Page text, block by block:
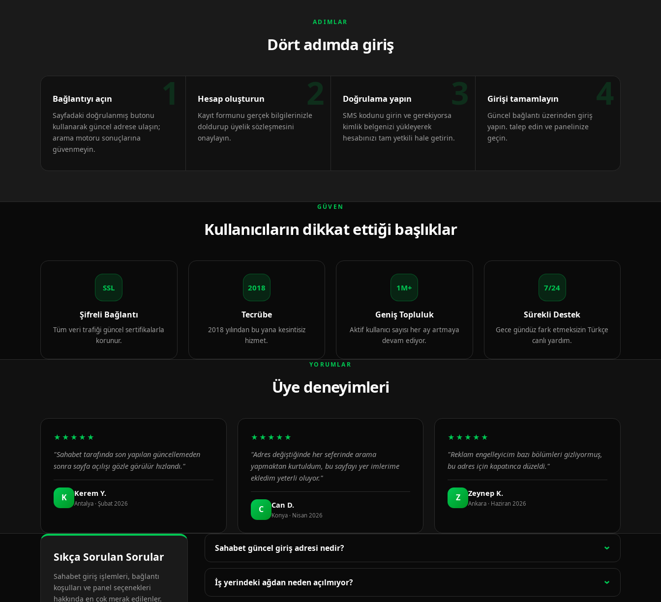
ADIMLAR
Dört adımda giriş
1
Bağlantıyı açın
Sayfadaki doğrulanmış butonu
kullanarak güncel adrese ulaşın;
arama motoru sonuçlarına
güvenmeyin.
2
Hesap oluşturun
Kayıt formunu gerçek bilgilerinizle
doldurup üyelik sözleşmesini
onaylayın.
3
Doğrulama yapın
SMS kodunu girin ve gerekiyorsa
kimlik belgenizi yükleyerek
hesabınızı tam yetkili hale getirin.
4
Girişi tamamlayın
Güncel bağlantı üzerinden giriş
yapın. talep edin ve panelinize
geçin.
GÜVEN
Kullanıcıların dikkat ettiği başlıklar
SSL
Şifreli Bağlantı
Tüm veri trafiği güncel sertifikalarla
korunur.
2018
Tecrübe
2018 yılından bu yana kesintisiz
hizmet.
1M+
Geniş Topluluk
Aktif kullanıcı sayısı her ay artmaya
devam ediyor.
7/24
Sürekli Destek
Gece gündüz fark etmeksizin Türkçe
canlı yardım.
YORUMLAR
Üye deneyimleri
★★★★★
"Sahabet tarafında son yapılan güncellemeden
sonra sayfa açılışı gözle görülür hızlandı."
K Kerem Y.
Antalya · Şubat 2026
★★★★★
"Adres değiştiğinde her seferinde arama
yapmaktan kurtuldum, bu sayfayı yer imlerime
ekledim yeterli oluyor."
C Can D.
Konya · Nisan 2026
★★★★★
"Reklam engelleyicim bazı bölümleri gizliyormuş,
bu adres için kapatınca düzeldi."
Z Zeynep K.
Ankara · Haziran 2026
Sıkça Sorulan Sorular
Sahabet giriş işlemleri, bağlantı
koşulları ve panel seçenekleri
hakkında en çok merak edilenler.
Sahabet güncel giriş adresi nedir?
Güncel adres bu sayfanın üst bölümündeki bağlantıda yayınlanır. Bağlantı 15 dakikada bir otomatik olarak
denetlenir; adres değiştiğinde sayfa yenilenir.
İş yerindeki ağdan neden açılmıyor?